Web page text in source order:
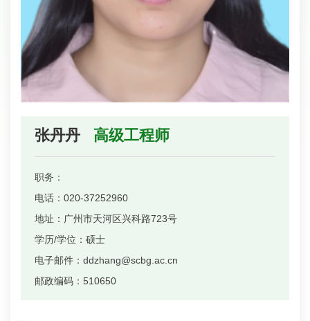
张丹丹 高级工程师
职务：
电话： 020-37252960
地址： 广州市天河区兴科路723号
学历/学位： 硕士
电子邮件： ddzhang@scbg.ac.cn
邮政编码： 510650